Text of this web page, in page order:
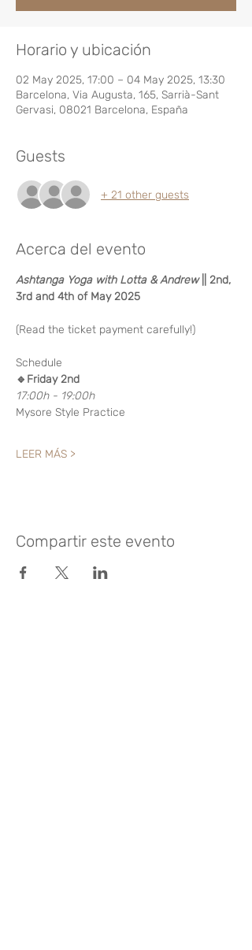
Horario y ubicación
02 May 2025, 17:00 – 04 May 2025, 13:30
Barcelona, Via Augusta, 165, Sarrià-Sant
Gervasi, 08021 Barcelona, España
Guests
+ 21 other guests
Acerca del evento
Ashtanga Yoga with Lotta & Andrew
|| 2nd,
3rd and 4th of May 2025
(Read the ticket payment carefully!)
Schedule
🔹Friday 2nd
17:00h - 19:00h
Mysore Style Practice
LEER MÁS >
Compartir este evento